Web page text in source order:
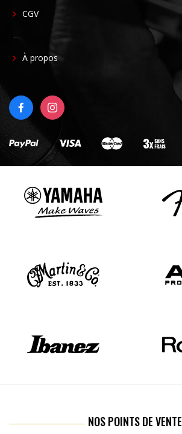
CGV
FOOTER
À propos
FACEBOOKINSTAGRAM
NOS POINTS DE VENTE